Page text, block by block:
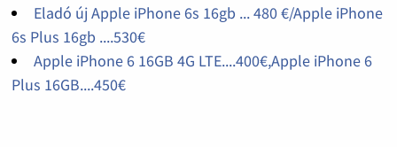
Eladó új Apple iPhone 6s 16gb ... 480 €/Apple iPhone
6s Plus 16gb ....530€
Apple iPhone 6 16GB 4G LTE....400€,Apple iPhone 6
Plus 16GB....450€